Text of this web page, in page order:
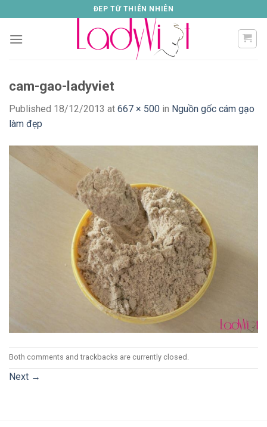
to
content
ĐEP TỪ THIÊN NHIÊN
cam-gao-ladyviet
Published 18/12/2013 at 667 × 500 in Nguồn gốc cám gạo
làm đẹp
Both comments and trackbacks are currently closed.
Next →